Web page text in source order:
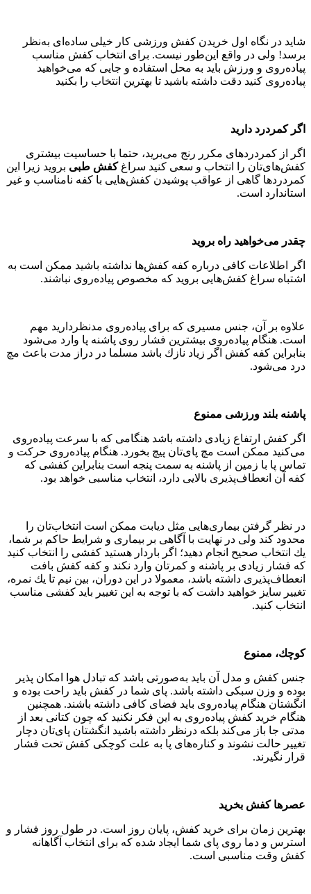
شاید در نگاه اول خریدن كفش ورزشی كار خیلی ساده‌ای به‌نظر
برسد! ولی در واقع این‌طور نیست. برای انتخاب كفش مناسب
پیاده‌روی و ورزش باید به محل استفاده و جایی كه می‌‌خواهید
پیاده‌روی كنید دقت داشته باشید تا بهترین انتخاب را بكنید
اگر كمردرد دارید
اگر از كمردردهای مكرر رنج می‌برید،‌ حتما با حساسیت بیشتری
كفش‌های‌تان را انتخاب و سعی كنید سراغکفش طبی بروید زیرا این
كمردردها گاهی از عواقب پوشیدن كفش‌هایی با كفه نامناسب و غیر
استاندارد است.
چقدر می‌خواهید راه بروید
اگر اطلاعات كافی درباره كفه كفش‌ها نداشته باشید ممكن است به
اشتباه سراغ كفش‌هایی بروید كه مخصوص پیاده‌روی نباشند.
علاوه بر آن، جنس مسیری كه برای پیاده‌روی مدنظر‌دارید مهم
است. هنگام پیاده‌روی بیشترین فشار روی پاشنه پا وارد می‌شود
بنابراین كفه كفش اگر زیاد نازك باشد مسلما در دراز مدت باعث مچ‌
درد می‌شود.
پاشنه بلند ورزشی ممنوع
اگر كفش ارتفاع زیادی داشته باشد هنگامی كه با سرعت پیاده‌روی
می‌كنید ممكن است مچ پای‌تان پیچ بخورد. هنگام پیاده‌روی حركت و
تماس پا با زمین از پاشنه به سمت پنجه است بنابراین كفشی كه
كفه آن انعطاف‌پذیری بالایی دارد، انتخاب مناسبی خواهد بود.
در نظر گرفتن بیماری‌هایی مثل دیابت ممكن است انتخاب‌تان را
محدود كند ولی در نهایت با آگاهی بر بیماری و شرایط حاكم بر شما،
یك انتخاب صحیح انجام دهید؛ اگر باردار هستید كفشی را انتخاب كنید
كه فشار زیادی بر پاشنه و كمرتان وارد نكند و كفه كفش بافت
انعطاف‌پذیری داشته باشد، معمولا در این دوران، بین نیم تا یك نمره،
تغییر سایز خواهید داشت كه با توجه به این تغییر باید كفشی مناسب
انتخاب كنید.
كوچك، ممنوع
جنس كفش و مدل آن باید به‌صورتی باشد كه تبادل هوا امكان پذیر
بوده و وزن سبكی داشته باشد. پای شما در كفش باید راحت بوده و
انگشتان هنگام پیاده‌روی باید فضای كافی داشته باشند. همچنین
هنگام خرید كفش پیاده‌روی به این فكر نكنید كه چون كتانی بعد از
مدتی جا باز می‌كند بلكه درنظر داشته باشید انگشتان پای‌تان دچار
تغییر حالت نشوند و كناره‌های پا به علت كوچكی كفش تحت فشار
قرار نگیرند.
عصرها كفش بخرید
بهترین زمان برای خرید كفش، پایان روز است. در طول روز فشار و
استرس و دما روی پای شما ایجاد شده كه برای انتخاب آگاهانه
كفش وقت مناسبی است.